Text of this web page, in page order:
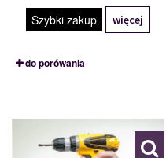
Szybki zakup więcej
do porówania